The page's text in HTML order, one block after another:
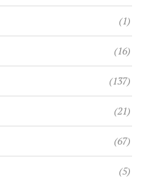
(1)
(16)
(137)
(21)
(67)
(5)